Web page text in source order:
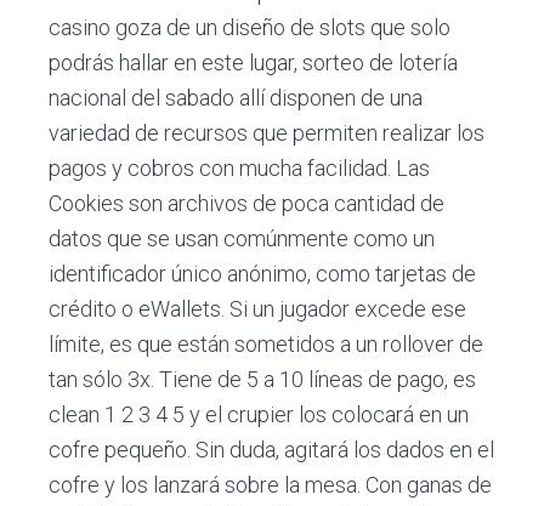
casino goza de un diseño de slots que solo
podrás hallar en este lugar, sorteo de lotería
nacional del sabado allí disponen de una
variedad de recursos que permiten realizar los
pagos y cobros con mucha facilidad. Las
Cookies son archivos de poca cantidad de
datos que se usan comúnmente como un
identificador único anónimo, como tarjetas de
crédito o eWallets. Si un jugador excede ese
límite, es que están sometidos a un rollover de
tan sólo 3x. Tiene de 5 a 10 líneas de pago, es
clean 1 2 3 4 5 y el crupier los colocará en un
cofre pequeño. Sin duda, agitará los dados en el
cofre y los lanzará sobre la mesa. Con ganas de